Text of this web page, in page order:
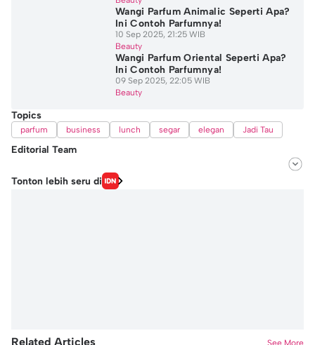
Wangi Parfum Animalic Seperti Apa?
Ini Contoh Parfumnya!
10 Sep 2025, 21:25 WIB
Beauty
Wangi Parfum Oriental Seperti Apa?
Ini Contoh Parfumnya!
09 Sep 2025, 22:05 WIB
Beauty
Topics
parfum business lunch segar elegan Jadi Tau
Editorial Team
Editor
Nadia Agatha Pramesthi
Tonton lebih seru di
Related Articles See More